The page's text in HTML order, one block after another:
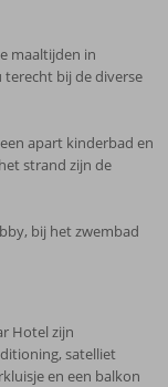
maaltijden in
bij de diverse
apart kinderbad en
strand zijn de
bij het zwembad
Hotel zijn
satelliet
en een balkon